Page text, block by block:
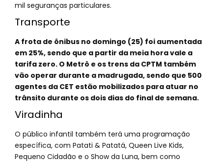
mil seguranças particulares.
Transporte
A frota de ônibus no domingo (25) foi aumentada
em 25%, sendo que a partir da meia hora vale a
tarifa zero. O Metrô e os trens da CPTM também
vão operar durante a madrugada, sendo que 500
agentes da CET estão mobilizados para atuar no
trânsito durante os dois dias do final de semana.
Viradinha
O público infantil também terá uma programação
específica, com Patati & Patatá, Queen Live Kids,
Pequeno Cidadão e o Show da Luna, bem como